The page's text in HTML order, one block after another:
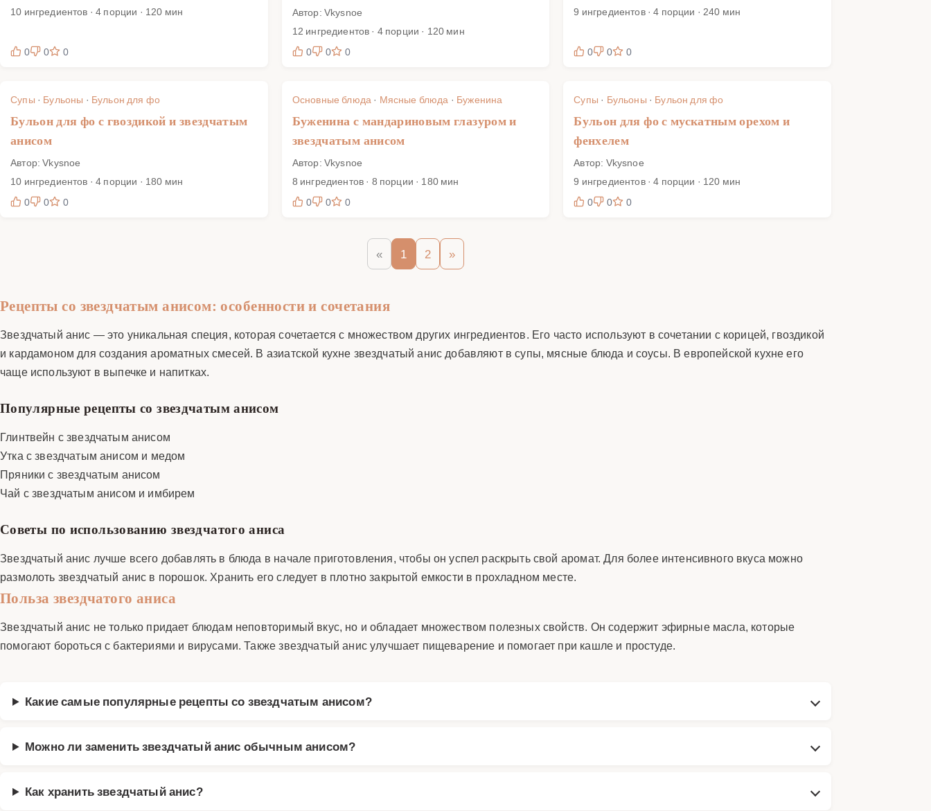
10 ингредиентов · 4 порции · 120 мин
0 0 0
Автор: Vkysnoe
12 ингредиентов · 4 порции · 120 мин
0
0 0
9 ингредиентов · 4 порции · 240 мин
0 0 0
Супы · Бульоны · Бульон для фо
Бульон для фо с гвоздикой и звездчатым
анисом
Автор: Vkysnoe
10 ингредиентов · 4 порции · 180 мин
0
0 0
Основные блюда · Мясные блюда · Буженина
Буженина с мандариновым глазуром и
звездчатым анисом
Автор: Vkysnoe
8 ингредиентов · 8 порции · 180 мин
0
0 0
Супы · Бульоны · Бульон для фо
Бульон для фо с мускатным орехом и
фенхелем
Автор: Vkysnoe
9 ингредиентов · 4 порции · 120 мин
0
0 0
« 1 2 »
Рецепты со звездчатым анисом: особенности и сочетания
Звездчатый анис — это уникальная специя, которая сочетается с множеством других ингредиентов. Его часто используют в сочетании с корицей, гвоздикой
и кардамоном для создания ароматных смесей. В азиатской кухне звездчатый анис добавляют в супы, мясные блюда и соусы. В европейской кухне его
чаще используют в выпечке и напитках.
Популярные рецепты со звездчатым анисом
Глинтвейн с звездчатым анисом
Утка с звездчатым анисом и медом
Пряники с звездчатым анисом
Чай с звездчатым анисом и имбирем
Советы по использованию звездчатого аниса
Звездчатый анис лучше всего добавлять в блюда в начале приготовления, чтобы он успел раскрыть свой аромат. Для более интенсивного вкуса можно
размолоть звездчатый анис в порошок. Хранить его следует в плотно закрытой емкости в прохладном месте.
Польза звездчатого аниса
Звездчатый анис не только придает блюдам неповторимый вкус, но и обладает множеством полезных свойств. Он содержит эфирные масла, которые
помогают бороться с бактериями и вирусами. Также звездчатый анис улучшает пищеварение и помогает при кашле и простуде.
Какие самые популярные рецепты со звездчатым анисом?
Можно ли заменить звездчатый анис обычным анисом?
Как хранить звездчатый анис?